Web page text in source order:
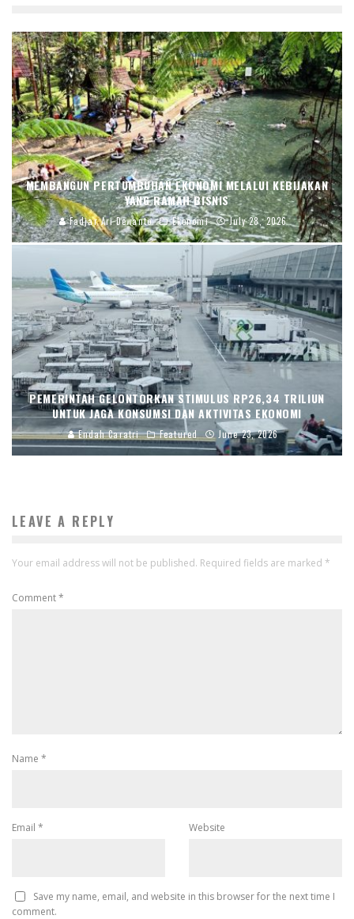
MEMBANGUN PERTUMBUHAN EKONOMI MELALUI KEBIJAKAN
YANG RAMAH BISNIS
Fadjar Ari Dewanto Ekonomi July 28, 2026
PEMERINTAH GELONTORKAN STIMULUS RP26,34 TRILIUN
UNTUK JAGA KONSUMSI DAN AKTIVITAS EKONOMI
Endah Caratri Featured June 23, 2026
LEAVE A REPLY
Your email address will not be published. Required fields are marked *
Comment*
Name *
Email * Website
Save my name, email, and website in this browser for the next time I
comment.